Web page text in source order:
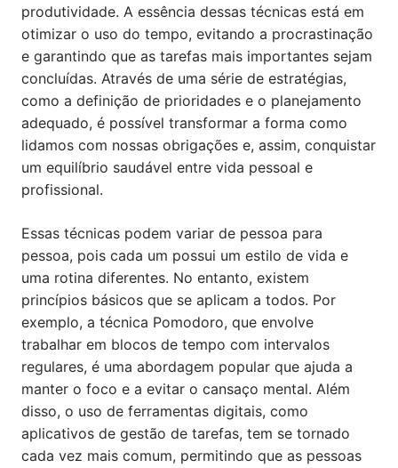
produtividade. A essência dessas técnicas está em
otimizar o uso do tempo, evitando a procrastinação
e garantindo que as tarefas mais importantes sejam
concluídas. Através de uma série de estratégias,
como a definição de prioridades e o planejamento
adequado, é possível transformar a forma como
lidamos com nossas obrigações e, assim, conquistar
um equilíbrio saudável entre vida pessoal e
profissional.
Essas técnicas podem variar de pessoa para
pessoa, pois cada um possui um estilo de vida e
uma rotina diferentes. No entanto, existem
princípios básicos que se aplicam a todos. Por
exemplo, a técnica Pomodoro, que envolve
trabalhar em blocos de tempo com intervalos
regulares, é uma abordagem popular que ajuda a
manter o foco e a evitar o cansaço mental. Além
disso, o uso de ferramentas digitais, como
aplicativos de gestão de tarefas, tem se tornado
cada vez mais comum, permitindo que as pessoas